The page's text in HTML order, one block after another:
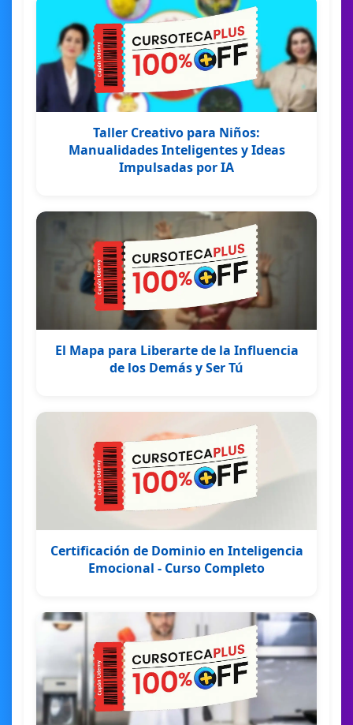
Taller Creativo para Niños:
Manualidades Inteligentes y Ideas
Impulsadas por IA
El Mapa para Liberarte de la Influencia
de los Demás y Ser Tú
Certificación de Dominio en Inteligencia
Emocional - Curso Completo